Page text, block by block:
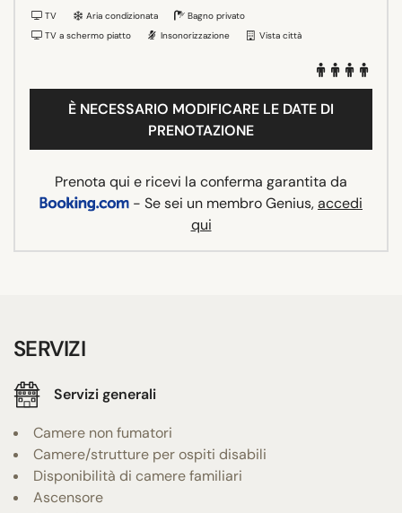
TV Aria condizionata
Bagno privato
TV a schermo piatto
Insonorizzazione Vista città
È NECESSARIO MODIFICARE LE DATE DI
PRENOTAZIONE
Prenota qui e ricevi la conferma garantita da
- Se sei un membro Genius,accedi
qui
SERVIZI
Servizi generali
Camere non fumatori
Camere/strutture per ospiti disabili
Disponibilità di camere familiari
Ascensore